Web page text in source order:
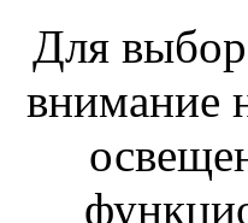
Для
внимание